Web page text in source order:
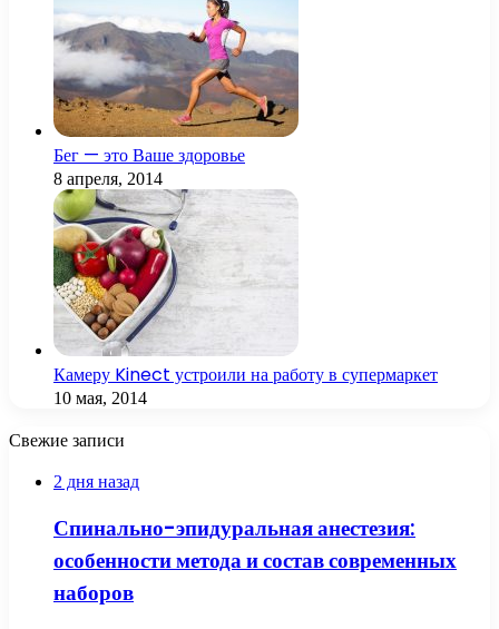
Бег — это Ваше здоровье
8 апреля, 2014
Камеру Kinect устроили на работу в супермаркет
10 мая, 2014
Свежие записи
2 дня назад
Спинально-эпидуральная анестезия:
особенности метода и состав современных
наборов